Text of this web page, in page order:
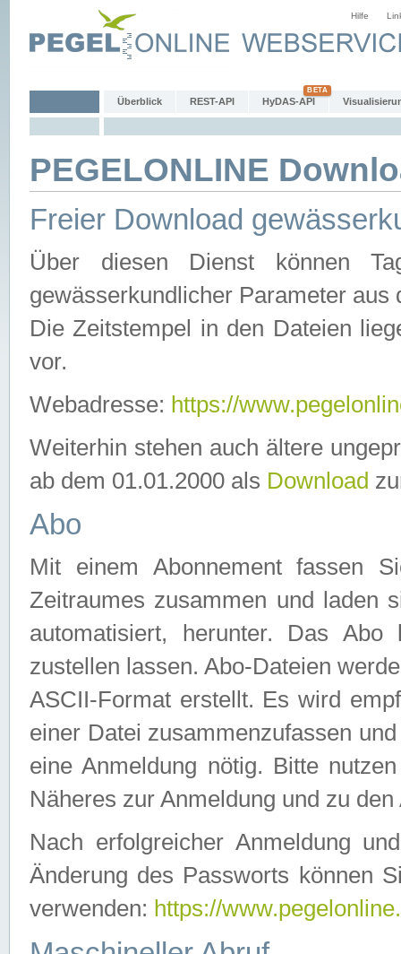
Hilfe
Überblick REST-API HyDAS-API
PEGELONLINE
Freier Download
Über diesen Dienst können
gewässerkundlicher Parameter aus
Die Zeitstempel in den Dateien
vor.
Webadresse: https://
Weiterhin stehen auch ältere
ab dem 01.01.2000 als Download
Abo
Mit einem Abonnement fassen
Zeitraumes zusammen und laden
automatisiert, herunter. Das
zustellen lassen. Abo-Dateien
ASCII-Format erstellt. Es wird
einer Datei zusammenzufassen
eine Anmeldung nötig. Bitte
Näheres zur Anmeldung und zu
Nach erfolgreicher Anmeldung
Änderung des Passworts können
verwenden: https://